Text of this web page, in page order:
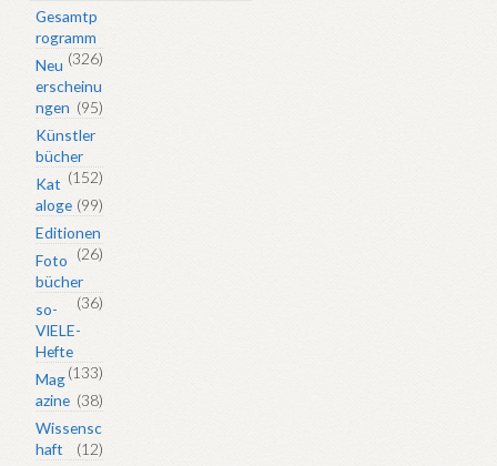
Gesamtp
rogramm
(326)
Neu
erscheinu
ngen (95)
Künstler
bücher
(152)
Kat
aloge (99)
Editionen
(26)
Foto
bücher
(36)
so-
VIELE-
Hefte
(133)
Mag
azine (38)
Wissensc
haft
(12)